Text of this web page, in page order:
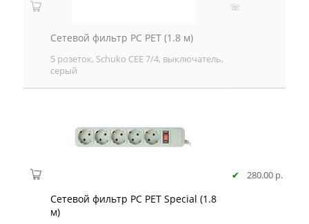
Сетевой фильтр PC PET (1.8 м)
5 розеток, Schuko CEE 7/4, выключатель,
серый
☏
Сетевой фильтр PC PET Special (1.8
м)
✔ 280.00 р.